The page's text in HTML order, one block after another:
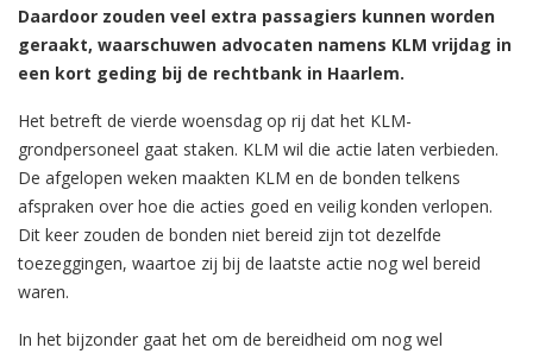
Daardoor zouden veel extra passagiers kunnen worden
geraakt, waarschuwen advocaten namens KLM vrijdag in
een kort geding bij de rechtbank in Haarlem.
Het betreft de vierde woensdag op rij dat het KLM-
grondpersoneel gaat staken. KLM wil die actie laten verbieden.
De afgelopen weken maakten KLM en de bonden telkens
afspraken over hoe die acties goed en veilig konden verlopen.
Dit keer zouden de bonden niet bereid zijn tot dezelfde
toezeggingen, waartoe zij bij de laatste actie nog wel bereid
waren.
In het bijzonder gaat het om de bereidheid om nog wel